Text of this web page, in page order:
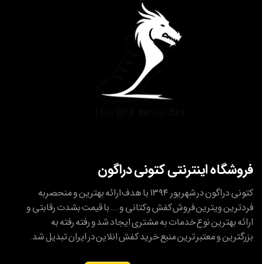
فروشگاه اینترنتی کتونی دراگون
کتونی دراگون در شهریور ۱۳۹۴ با هدف ارائه بهترین و منحصربه
فردترین ویترین فروش کفش وکتانی و... با قیمت بشدت رقابتی و
ارائه بهترین نوع خدمات به مشتری ایجاد شد و رفته رفته به
بزرگترین و معتبر ترین منبع خرید کفش انلاین در ایران تبدیل شد.